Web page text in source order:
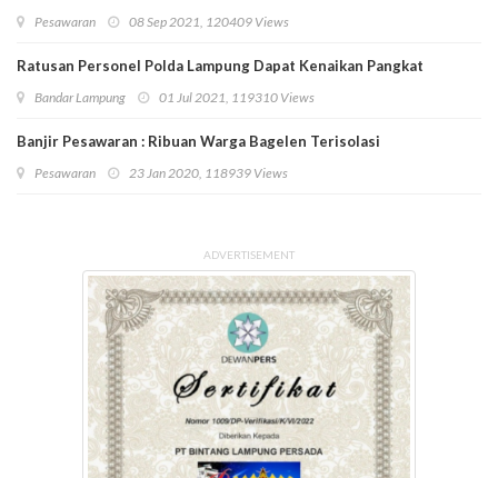
Pesawaran 08 Sep 2021, 120409 Views
Ratusan Personel Polda Lampung Dapat Kenaikan Pangkat
Bandar Lampung 01 Jul 2021, 119310 Views
Banjir Pesawaran : Ribuan Warga Bagelen Terisolasi
Pesawaran 23 Jan 2020, 118939 Views
ADVERTISEMENT